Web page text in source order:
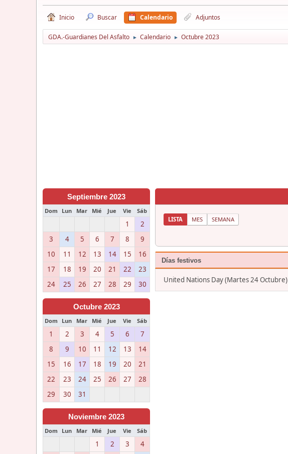
Inicio Buscar Calendario Adjuntos
GDA.-Guardianes Del Asfalto ► Calendario ► Octubre 2023
Septiembre 2023
Dom Lun Mar Mié Jue Vie Sáb
1
2
3
4 5 6 7 8
9
10
11 12 13 14 15
16
17
18 19 20 21 22
23
24
25 26 27 28 29 30
Octubre 2023
Dom Lun Mar Mié Jue Vie Sáb
1 2 3 4 5 6
7
8
9 10 11 12 13
14
15
16 17 18 19 20
21
22
23 24 25 26 27
28
29
30 31
Noviembre 2023
Dom Lun Mar Mié Jue Vie Sáb
1 2 3 4
LISTA MES SEMANA
Días festivos
United Nations Day (Martes 24 Octubre)